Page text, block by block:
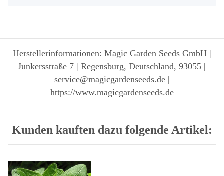
Herstellerinformationen: Magic Garden Seeds GmbH |
Junkersstraße 7 | Regensburg, Deutschland, 93055 |
service@magicgardenseeds.de |
https://www.magicgardenseeds.de
Kunden kauften dazu folgende Artikel: